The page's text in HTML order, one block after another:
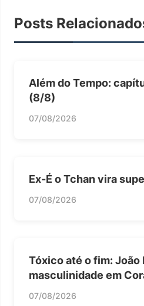
Posts
Além do Tempo:
(8/8)
07/08/2026
Ex-É o Tchan vira
07/08/2026
Tóxico até o fim: João
masculinidade em
07/08/2026